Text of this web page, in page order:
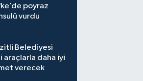
poyraz
vurdu
Belediyesi
araçlarla daha iyi
verecek